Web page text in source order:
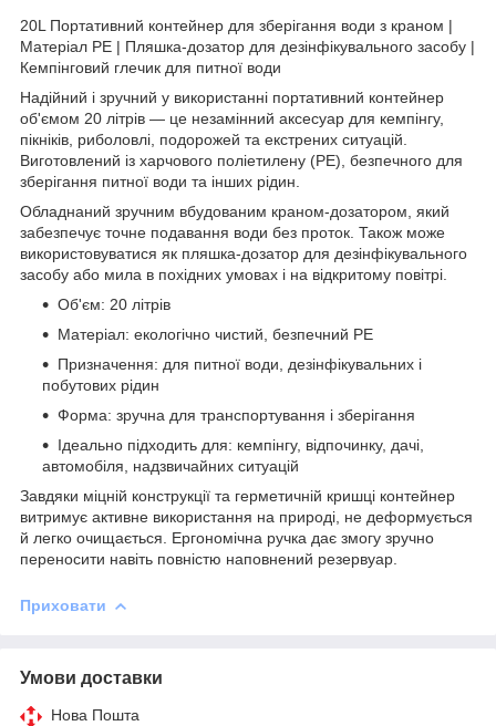
20L Портативний контейнер для зберігання води з краном |
Матеріал PE | Пляшка-дозатор для дезінфікувального засобу |
Кемпінговий глечик для питної води
Надійний і зручний у використанні портативний контейнер
об'ємом 20 літрів — це незамінний аксесуар для кемпінгу,
пікніків, риболовлі, подорожей та екстрених ситуацій.
Виготовлений із харчового поліетилену (PE), безпечного для
зберігання питної води та інших рідин.
Обладнаний зручним вбудованим краном-дозатором, який
забезпечує точне подавання води без проток. Також може
використовуватися як пляшка-дозатор для дезінфікувального
засобу або мила в похідних умовах і на відкритому повітрі.
Об'єм: 20 літрів
Матеріал: екологічно чистий, безпечний PE
Призначення: для питної води, дезінфікувальних і
побутових рідин
Форма: зручна для транспортування і зберігання
Ідеально підходить для: кемпінгу, відпочинку, дачі,
автомобіля, надзвичайних ситуацій
Завдяки міцній конструкції та герметичній кришці контейнер
витримує активне використання на природі, не деформується
й легко очищається. Ергономічна ручка дає змогу зручно
переносити навіть повністю наповнений резервуар.
Приховати
Умови доставки
Нова Пошта